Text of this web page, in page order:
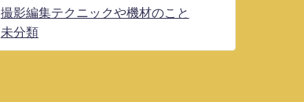
撮影編集テクニックや機材のこと
未分類